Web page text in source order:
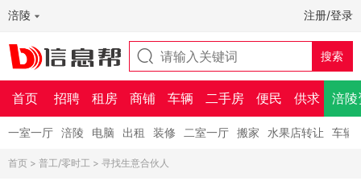
涪陵 注册/登录
首页 招聘 租房 商铺 车辆 二手房 便民 供求 涪陵
一室一厅 涪陵 电脑 出租 装修 二室一厅 搬家 水果店转让 车辆
首页 > 普工/零时工 > 寻找生意合伙人